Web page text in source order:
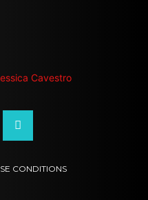
Cavestro
CONDITIONS